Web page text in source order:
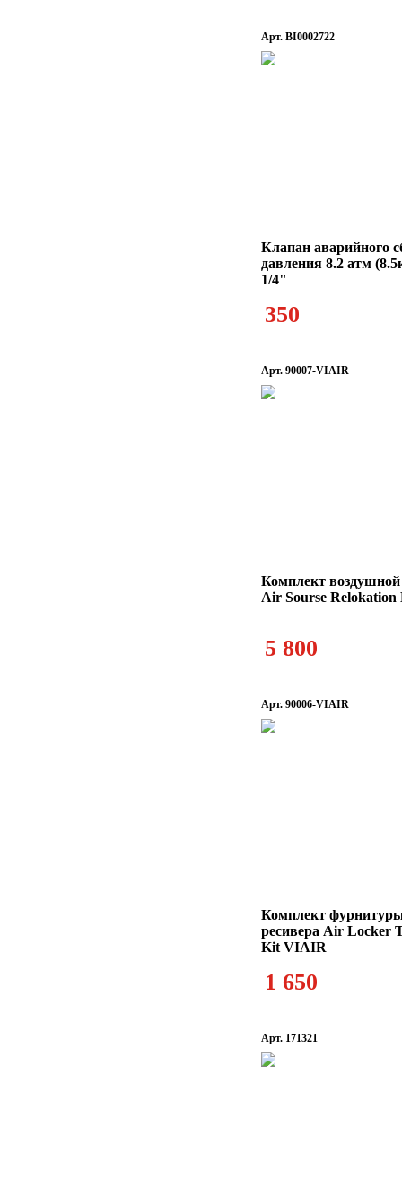
Арт. BI0002722
Клапан аварийного
давления 8.2 атм
1/4"
350
Арт. 90007-VIAIR
Комплект
Air Sourse Relokation
5 800
Арт. 90006-VIAIR
Комплект
ресивера Air Locker
Kit VIAIR
1 650
Арт. 171321